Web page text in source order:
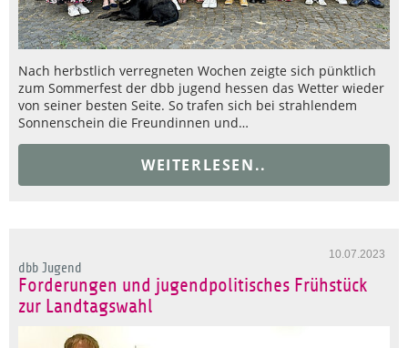
Nach herbstlich verregneten Wochen zeigte sich pünktlich
zum Sommerfest der dbb jugend hessen das Wetter wieder
von seiner besten Seite. So trafen sich bei strahlendem
Sonnenschein die Freundinnen und…
WEITERLESEN..
10.07.2023
dbb Jugend
Forderungen und jugendpolitisches Frühstück
zur Landtagswahl